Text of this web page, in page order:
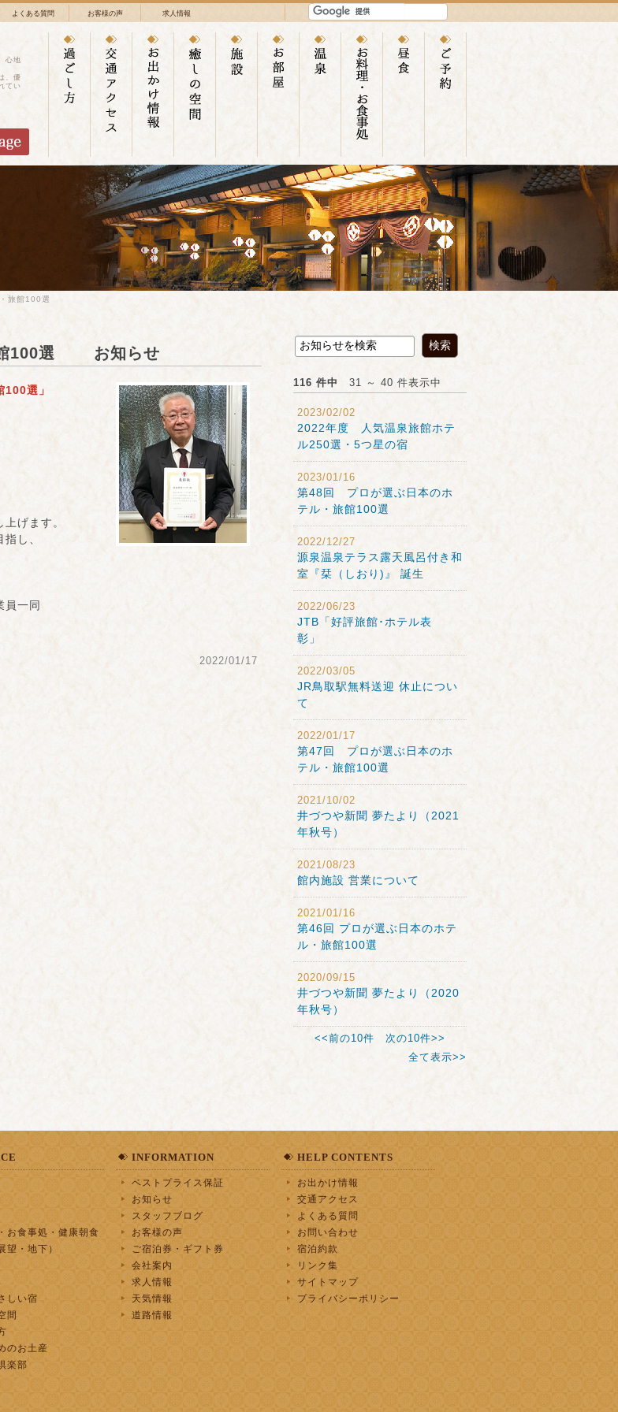
よくある質問 お客様の声 求人情報
心地
、優
てい
・旅館100選
館100選 お知らせ
100選」
げます。
し、
同
2022/01/17
116 件中 31 ～ 40 件表示中
2023/02/02
2022年度 人気温泉旅館ホテ
ル250選・5つ星の宿
2023/01/16
第48回 プロが選ぶ日本のホ
テル・旅館100選
2022/12/27
源泉温泉テラス露天風呂付き和
室『栞（しおり)』 誕生
2022/06/23
JTB「好評旅館･ホテル表
彰」
2022/03/05
JR鳥取駅無料送迎 休止につい
て
2022/01/17
第47回 プロが選ぶ日本のホ
テル・旅館100選
2021/10/02
井づつや新聞 夢たより（2021
年秋号）
2021/08/23
館内施設 営業について
2021/01/16
第46回 プロが選ぶ日本のホテ
ル・旅館100選
2020/09/15
井づつや新聞 夢たより（2020
年秋号）
<<前の10件
次の10件>>
全て表示>>
お食事処・健康朝食
望・地下）
しい宿
間
のお土産
楽部
INFORMATION
ベストプライス保証
お知らせ
スタッフブログ
お客様の声
ご宿泊券・ギフト券
会社案内
求人情報
天気情報
道路情報
HELP CONTENTS
お出かけ情報
交通アクセス
よくある質問
お問い合わせ
宿泊約款
リンク集
サイトマップ
プライバシーポリシー